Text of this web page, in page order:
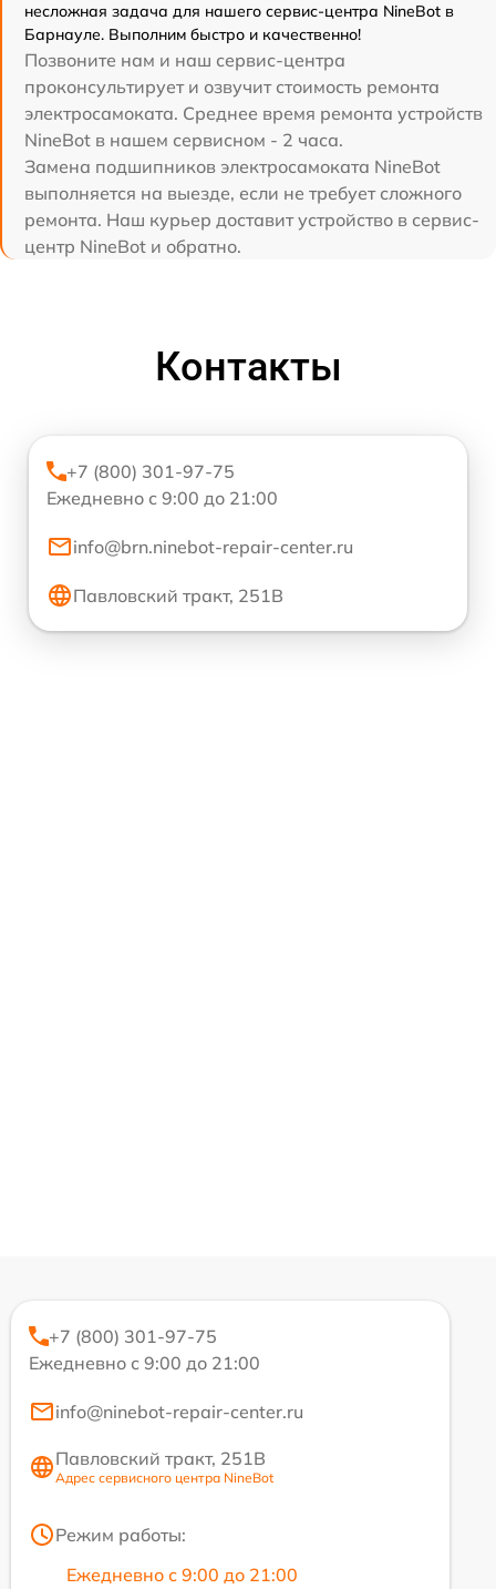
несложная задача для нашего сервис-центра NineBot в
Барнауле. Выполним быстро и качественно!
Позвоните нам и наш сервис-центра
проконсультирует и озвучит стоимость ремонта
электросамоката. Среднее время ремонта устройств
NineBot в нашем сервисном - 2 часа.
Замена подшипников электросамоката NineBot
выполняется на выезде, если не требует сложного
ремонта. Наш курьер доставит устройство в сервис-
центр NineBot и обратно.
Контакты
+7 (800) 301-97-75
Ежедневно с 9:00 до 21:00
info@brn.ninebot-repair-center.ru
Павловский тракт, 251В
+7 (800) 301-97-75
Ежедневно с 9:00 до 21:00
info@ninebot-repair-center.ru
Павловский тракт, 251В
Адрес сервисного центра NineBot
Режим работы:
Ежедневно с 9:00 до 21:00